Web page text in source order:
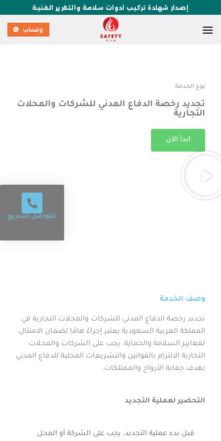
إصدار شهادة تركيب ادوات سلامة والتقرير الفنية
وتساب
نوع الخدمة
تجديد رخصة الدفاع المدني للشركات والمحلات
التجارية
ابدأ الآن
للتواصل السريع
وصف الخدمة
تجديد رخصة الدفاع المدني للشركات والمحلات التجارية في
المملكة العربية السعودية يعتبر إجراءً هامًا لضمان الامتثال
لمعايير السلامة والحماية. يجب على الشركات والمحلات
التجارية الالتزام بالقوانين والتشريعات المحلية للدفاع المدني
بهدف حماية الأرواح والممتلكات.
التحضير لعملية التجديد
قبل بدء عملية التجديد، يجب على الشركة أو المحل